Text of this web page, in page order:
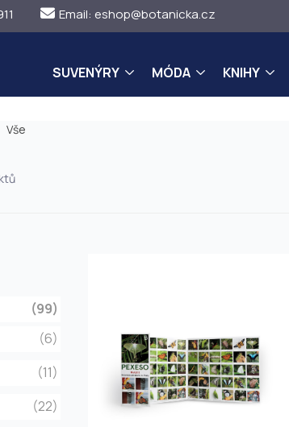
Email: eshop@botanicka.cz
SUVENÝRY MÓDA KNIHY
Vše
(99)
(6)
(11)
(22)